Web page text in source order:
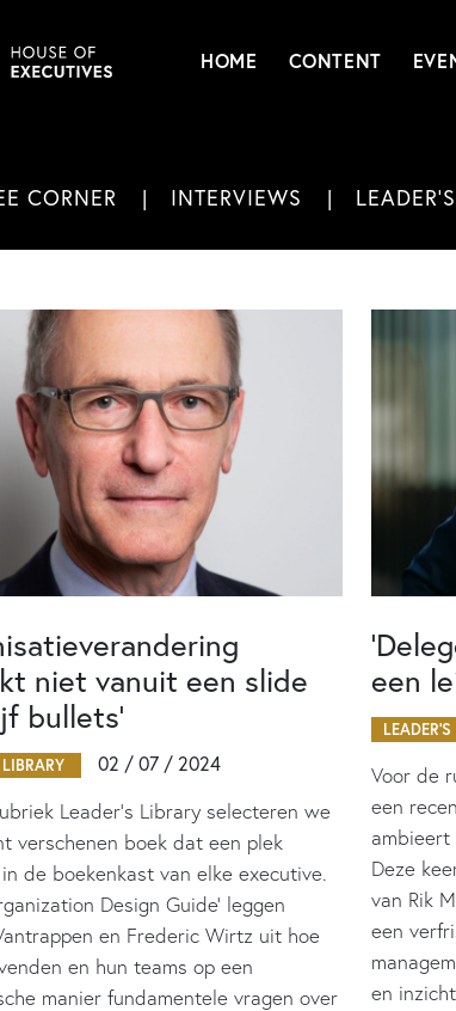
HOME CONTENT
CORNER INTERVIEWS
niet vanuit een slide
bullets’
02 / 07 / 2024
Leader’s Library selecteren we
verschenen boek dat een plek
de boekenkast van elke executive.
Design Guide’ leggen
en Frederic Wirtz uit hoe
en hun teams op een
manier fundamentele vragen over
een
Voor de
een
ambieert
Deze
van Rik
een
en